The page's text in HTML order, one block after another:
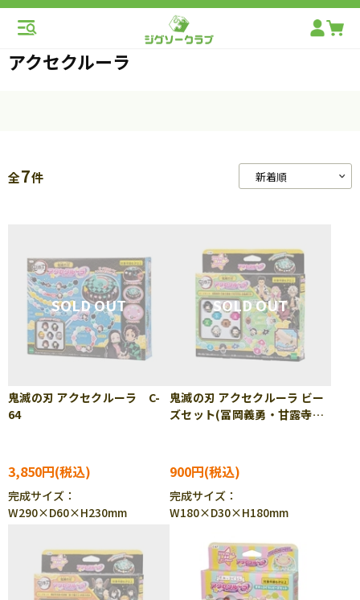
アクセクルーラ
全7件
鬼滅の刃 アクセクルーラ C-
64
3,850円
完成サイズ：
W290×D60×H230mm
鬼滅の刃 アクセクルーラ ビー
ズセット(冨岡義勇・甘露寺蜜
900円
完成サイズ：
W180×D30×H180mm